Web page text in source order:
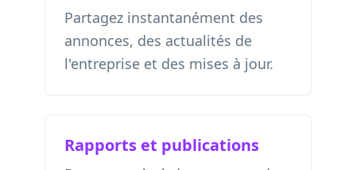
Partagez instantanément des
annonces, des actualités de
l'entreprise et des mises à jour.
Rapports et publications